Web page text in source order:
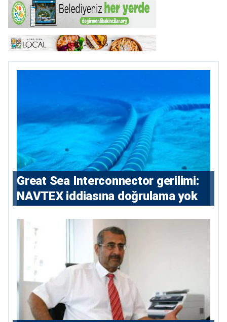
Great Sea Interconnector gerilimi:
NAVTEX iddiasına doğrulama yok